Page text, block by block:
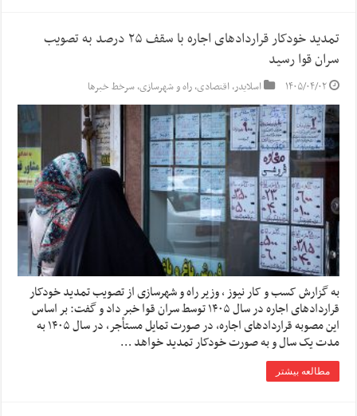
تمدید خودکار قراردادهای اجاره با سقف ۲۵ درصد به تصویب
سران قوا رسید
۱۴۰۵/۰۴/۰۲ اسلایدر,اقتصادی,راه و شهرسازی,سرخط خبرها
به گزارش کسب و کار نیوز ، وزیر راه و شهرسازی از تصویب تمدید خودکار
قراردادهای اجاره در سال ۱۴۰۵ توسط سران قوا خبر داد و گفت: بر اساس
این مصوبه قراردادهای اجاره، در صورت تمایل مستأجر، در سال ۱۴۰۵ به
مدت یک سال و به صورت خودکار تمدید خواهد …
مطالعه بیشتر